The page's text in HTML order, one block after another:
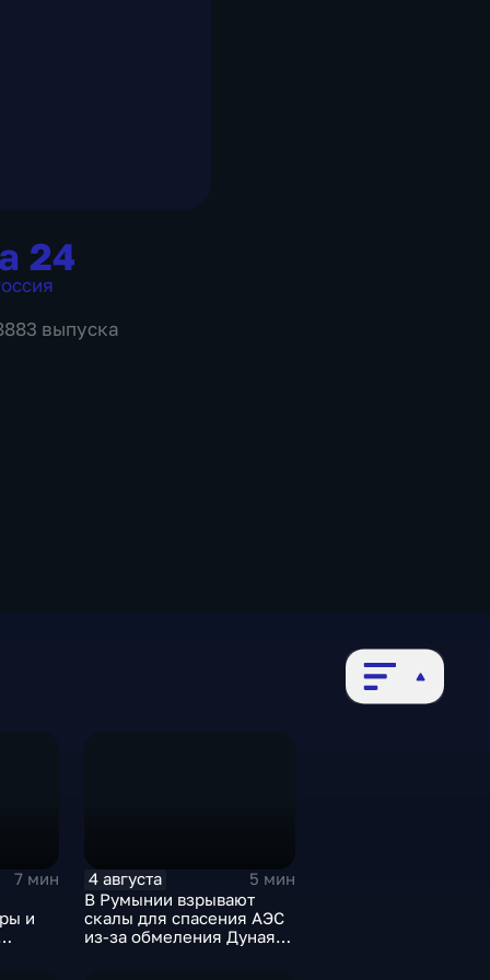
24
выпуска
7 мин
и
4 августа
5 мин
В Румынии взрывают
скалы для спасения АЭС
из-за обмеления Дуная,